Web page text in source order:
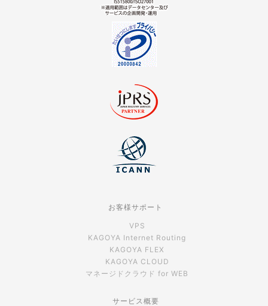
お客様サポート
VPS
KAGOYA Internet Routing
KAGOYA FLEX
KAGOYA CLOUD
マネージドクラウド for WEB
サービス概要